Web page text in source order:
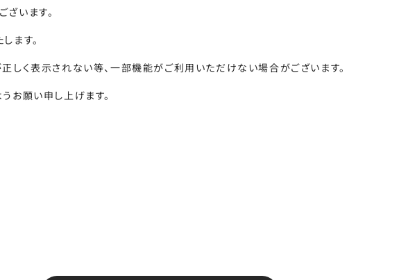
います。
ます。
しく表示されない等、一部機能がご利用いただけない場合がございます。
お願い申し上げます。